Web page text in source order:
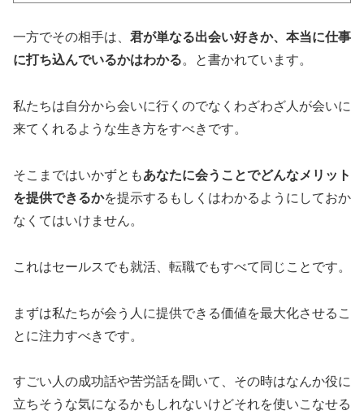
一方でその相手は、 君が単なる出会い好きか、本当に仕事
に打ち込んでいるかはわかる。と書かれています。
私たちは自分から会いに行くのでなくわざわざ人が会いに
来てくれるような生き方をすべきです。
そこまではいかずともあなたに会うことでどんなメリット
を提供できるかを提示するもしくはわかるようにしておか
なくてはいけません。
これはセールスでも就活、転職でもすべて同じことです。
まずは私たちが会う人に提供できる価値を最大化させるこ
とに注力すべきです。
すごい人の成功話や苦労話を聞いて、その時はなんか役に
立ちそうな気になるかもしれないけどそれを使いこなせる